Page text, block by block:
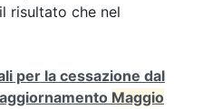
risultato che nel
per la cessazione dal
Maggio